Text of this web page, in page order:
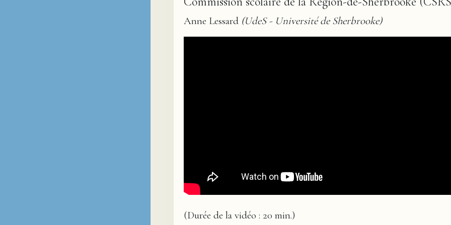
Anne Lessard (UdeS - Université de Sherbrooke)
(Durée de la vidéo : 20 min.)